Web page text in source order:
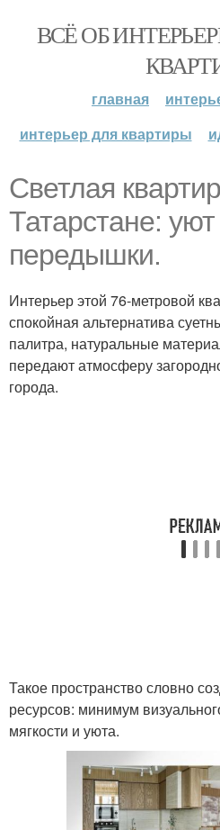
ВСЁ ОБ
главная
интерьер для квартиры
Светлая
Татарстане: уют
передышки.
Интерьер этой 76-метровой
спокойная альтернатива
палитра, натуральные
передают атмосферу
города.
Такое пространство словно
ресурсов: минимум
мягкости и уюта.